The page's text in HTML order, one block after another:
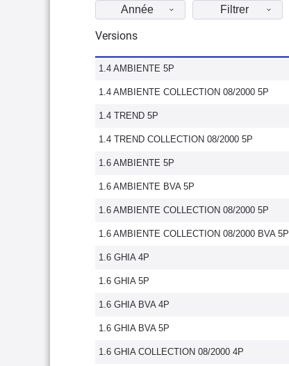
Année Filtrer
Versions
1.4 AMBIENTE 5P
1.4 AMBIENTE COLLECTION 08/2000 5P
1.4 TREND 5P
1.4 TREND COLLECTION 08/2000 5P
1.6 AMBIENTE 5P
1.6 AMBIENTE BVA 5P
1.6 AMBIENTE COLLECTION 08/2000 5P
1.6 AMBIENTE COLLECTION 08/2000 BVA 5P
1.6 GHIA 4P
1.6 GHIA 5P
1.6 GHIA BVA 4P
1.6 GHIA BVA 5P
1.6 GHIA COLLECTION 08/2000 4P